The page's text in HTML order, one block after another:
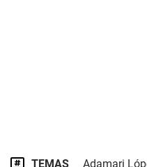
TEMAS Adamari